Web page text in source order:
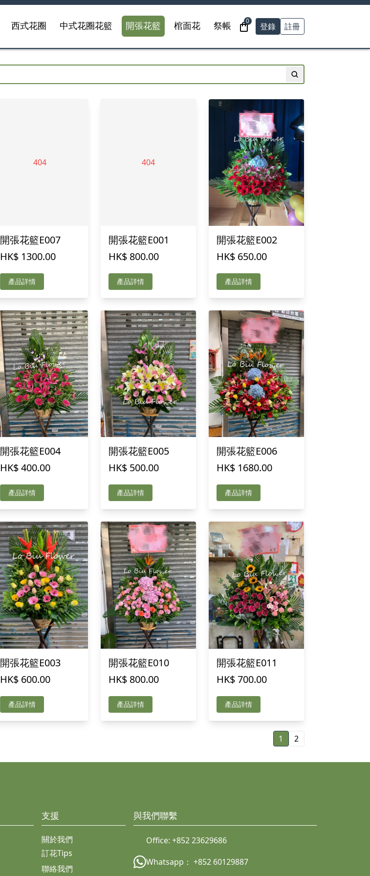
西式花圈 中式花圈花籃 開張花籃 棺面花 祭帳
0
登錄 註冊
開張花籃E007
HK$ 1300.00
產品詳情
開張花籃E001
HK$ 800.00
產品詳情
開張花籃E002
HK$ 650.00
產品詳情
開張花籃E004
HK$ 400.00
產品詳情
開張花籃E005
HK$ 500.00
產品詳情
開張花籃E006
HK$ 1680.00
產品詳情
開張花籃E003
HK$ 600.00
產品詳情
開張花籃E010
HK$ 800.00
產品詳情
開張花籃E011
HK$ 700.00
產品詳情
1 2
支援
關於我們
訂花Tips
聯絡我們
與我們聯繫
Office: +852 23629686
Whatsapp： +852 60129887